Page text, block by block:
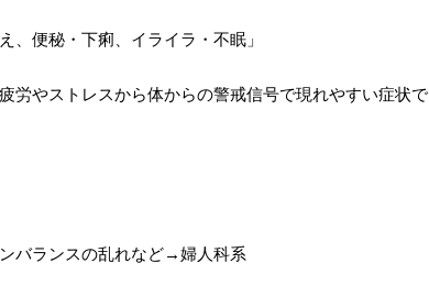
、便秘・下痢、イライラ・不眠」
労やストレスから体からの警戒信号で現れやすい症状で
バランスの乱れなど→婦人科系